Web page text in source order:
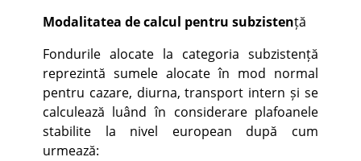
Modalitatea de calcul pentru subzistență
Fondurile alocate la categoria subzistență
reprezintă sumele alocate în mod normal
pentru cazare, diurna, transport intern și se
calculează luând în considerare plafoanele
stabilite la nivel european după cum
urmează: